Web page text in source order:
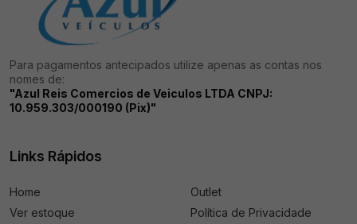
Para pagamentos antecipados utilize apenas as contas nos
nomes de:
"Azul Reis Comercios de Veiculos LTDA CNPJ:
10.959.303/000190 (Pix)"
Links Rápidos
Home
Ver estoque
Outlet
Política de Privacidade